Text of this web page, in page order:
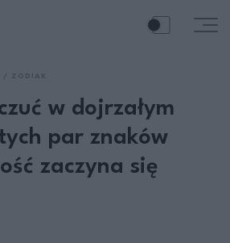
w dojrzałym
par znaków
zaczyna się